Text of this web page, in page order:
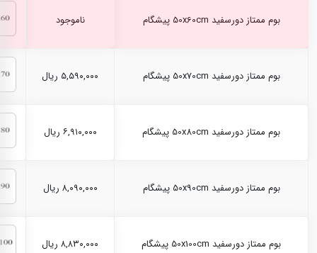
بوم ممتاز دورسفید 50x60cm پیشگام ناموجود
بوم ممتاز دورسفید 50x70cm پیشگام ۵,۵۹۰,۰۰۰ ریال
بوم ممتاز دورسفید 50x80cm پیشگام ۶,۹۱۰,۰۰۰ ریال
بوم ممتاز دورسفید 50x90cm پیشگام ۸,۰۹۰,۰۰۰ ریال
بوم ممتاز دورسفید 50x100cm پیشگام ۸,۸۳۰,۰۰۰ ریال